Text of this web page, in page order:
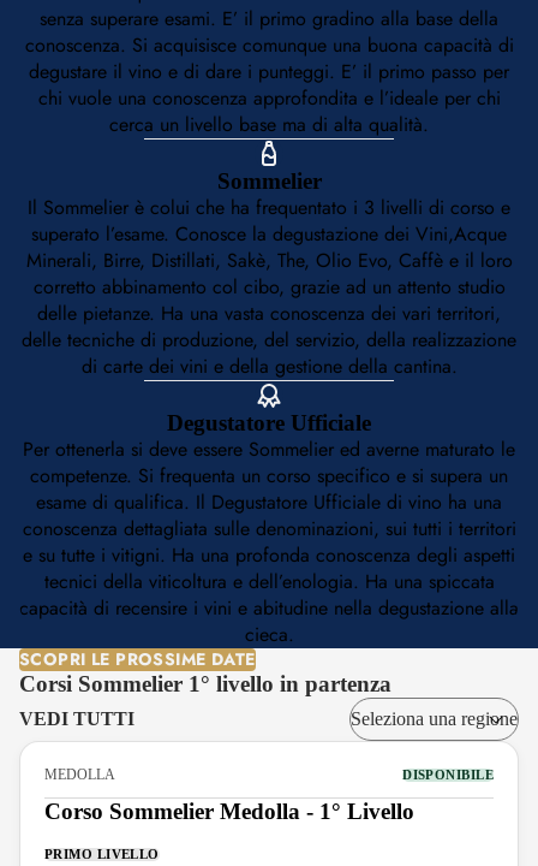
senza superare esami. E’ il primo gradino alla base della
conoscenza. Si acquisisce comunque una buona capacità di
degustare il vino e di dare i punteggi. E’ il primo passo per
chi vuole una conoscenza approfondita e l’ideale per chi
cerca un livello base ma di alta qualità.
Sommelier
Il Sommelier è colui che ha frequentato i 3 livelli di corso e
superato l’esame. Conosce la degustazione dei Vini,Acque
Minerali, Birre, Distillati, Sakè, The, Olio Evo, Caffè e il loro
corretto abbinamento col cibo, grazie ad un attento studio
delle pietanze. Ha una vasta conoscenza dei vari territori,
delle tecniche di produzione, del servizio, della realizzazione
di carte dei vini e della gestione della cantina.
Degustatore Ufficiale
Per ottenerla si deve essere Sommelier ed averne maturato le
competenze. Si frequenta un corso specifico e si supera un
esame di qualifica. Il Degustatore Ufficiale di vino ha una
conoscenza dettagliata sulle denominazioni, sui tutti i territori
e su tutte i vitigni. Ha una profonda conoscenza degli aspetti
tecnici della viticoltura e dell’enologia. Ha una spiccata
capacità di recensire i vini e abitudine nella degustazione alla
cieca.
SCOPRI LE PROSSIME DATE
Corsi Sommelier 1° livello in partenza
VEDI TUTTI
MEDOLLA DISPONIBILE
Corso Sommelier Medolla - 1° Livello
PRIMO LIVELLO